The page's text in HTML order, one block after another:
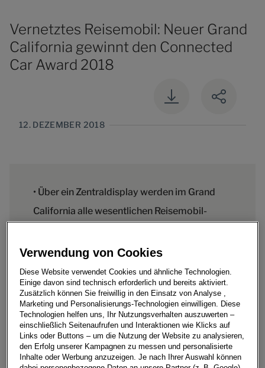
Vernetztes Reisemobil: Neuer Grand
California gewinnt den Connected
Car Award 2018
12. DEZEMBER 2018
• Über ein Zentraldisplay werden im Grand
California alle wesentlichen Reisemobil-
• Smartphone, Tablets, Laptop und
Infotainmentsystem greifen an Bord auf ein
Netz von Bluetooth-Boxen zu
Im Frühjahr 2019 wird der neue Grand California in den
Handel kommen, doch schon jetzt sammelt er wichtige
Verwendung von Cookies
Diese Website verwendet Cookies und ähnliche Technologien.
Einige davon sind technisch erforderlich und bereits aktiviert.
Zusätzlich können Sie freiwillig in den Einsatz von Analyse ,
Marketing und Personalisierungs-Technologien einwilligen. Diese
Technologien helfen uns, Ihr Nutzungsverhalten auszuwerten –
einschließlich Seitenaufrufen und Interaktionen wie Klicks auf
Links oder Buttons – um die Nutzung der Website zu analysieren,
den Erfolg unserer Kampagnen zu messen und personalisierte
Inhalte oder Werbung anzuzeigen. Je nach Ihrer Auswahl können